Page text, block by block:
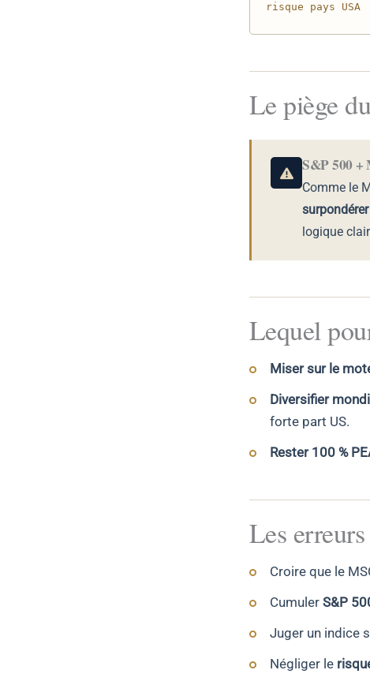
risque pays USA
Le piège
S&P 500 +
Comme le
logique
Lequel
Miser sur le
Diversifier
forte part US.
Rester 100 %
Les
Croire que le
Cumuler S&P
Juger un indice
Négliger le